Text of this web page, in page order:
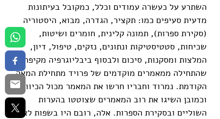
השתרע על כעשרה עמודים וכלל, כמקובל בעיתונות
מדעית סעיפים כמו: תקציר, הגדרה, מבוא, היסטוריה
(סקירת ספרות), תמונה קלינית, חומרים ושיטות,
שכיחות, סטטיסטיקות ונתונים, נזקים, טיפול, דיון,
המלצות ומסקנות, סיכום ולבסוף ביבליוגרפיה מקיפה
שהתחילה ממאמרים מוקדמים של פרויד מתחילת המאה
הקודמת. נמרוד וחבריו חרשו את המאמר מכול הכיוונים
וכמובן השיגו את רוב המאמרים שצוטטו בהערות
השוליים ובסקירת הספרות. אלה, רובם היו בשפות לא